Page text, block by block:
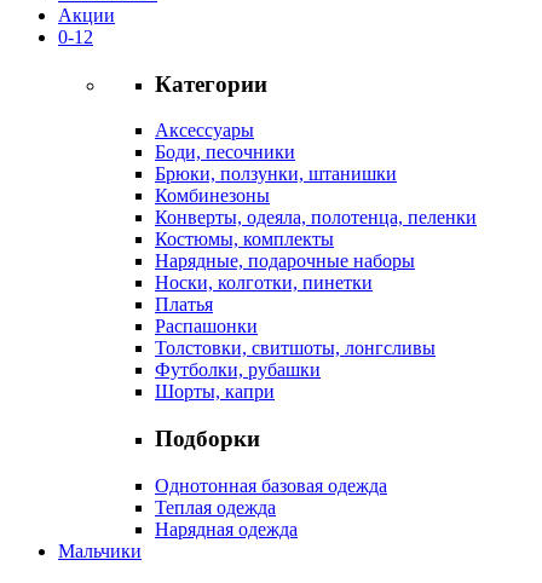
Акции
0-12
Категории
Аксессуары
Боди, песочники
Брюки, ползунки, штанишки
Комбинезоны
Конверты, одеяла, полотенца, пеленки
Костюмы, комплекты
Нарядные, подарочные наборы
Носки, колготки, пинетки
Платья
Распашонки
Толстовки, свитшоты, лонгсливы
Футболки, рубашки
Шорты, капри
Подборки
Однотонная базовая одежда
Теплая одежда
Нарядная одежда
Мальчики